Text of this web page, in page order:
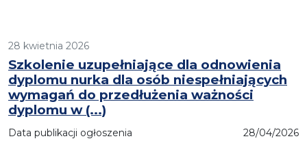
28 kwietnia 2026
Szkolenie uzupełniające dla odnowienia
dyplomu nurka dla osób niespełniających
wymagań do przedłużenia ważności
dyplomu w (...)
Data publikacji ogłoszenia 28/04/2026